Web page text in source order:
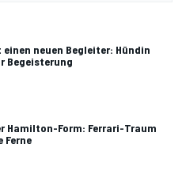
neuen Begleiter: Hündin
Begeisterung
Hamilton-Form: Ferrari-Traum
Ferne